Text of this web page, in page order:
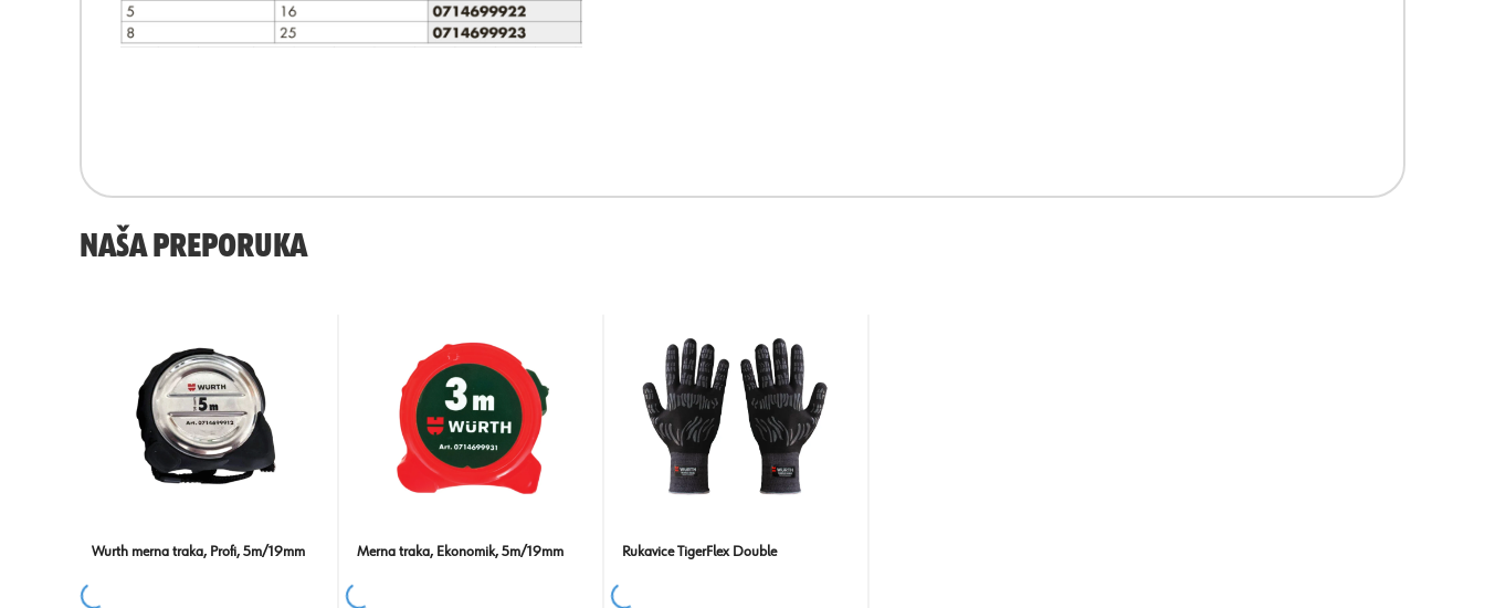
NAŠA PREPORUKA
Wurth merna traka, Profi, 5m/19mm Merna traka, Ekonomik, 5m/19mm Rukavice TigerFlex Double